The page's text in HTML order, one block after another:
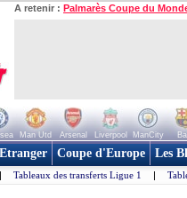
A retenir : Palmarès Coupe du
Man Utd Arsenal Liverpool ManCity
Etranger Coupe d'Europe Les
| Tableaux des transferts Ligue 1 |